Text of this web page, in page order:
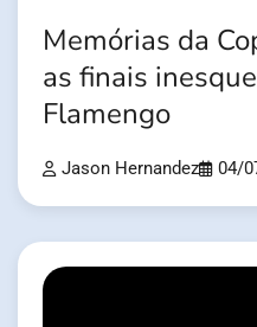
Memórias da
as finais
Flamengo
Jason Hernandez 04/